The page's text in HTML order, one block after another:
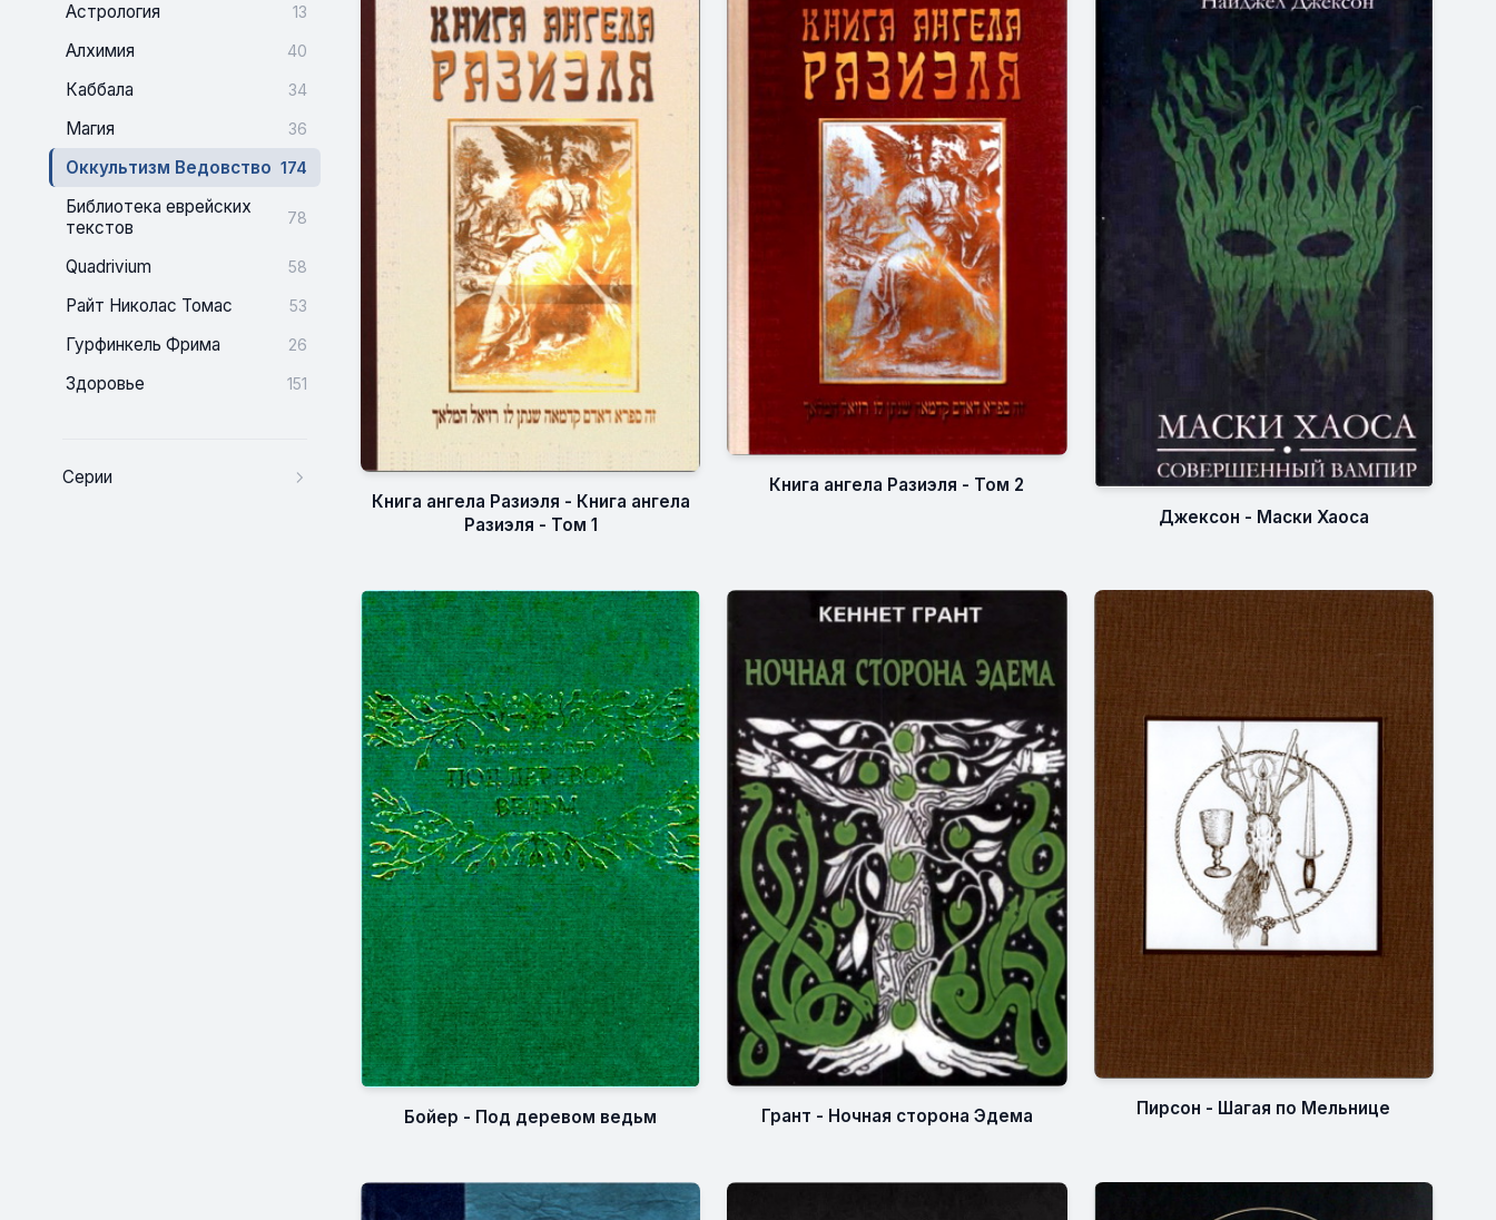
Астрология 13
Алхимия 40
Каббала 34
Магия 36
Оккультизм Ведовство 174
Библиотека еврейских
текстов
78
Quadrivium 58
Райт Николас Томас 53
Гурфинкель Фрима 26
Здоровье 151
Серии
Книга ангела Разиэля - Книга ангела
Разиэля - Том 1
Книга ангела Разиэля - Том 2
Джексон - Маски Хаоса
Бойер - Под деревом ведьм Грант - Ночная сторона Эдема Пирсон - Шагая по Мельнице